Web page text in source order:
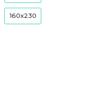
160x230